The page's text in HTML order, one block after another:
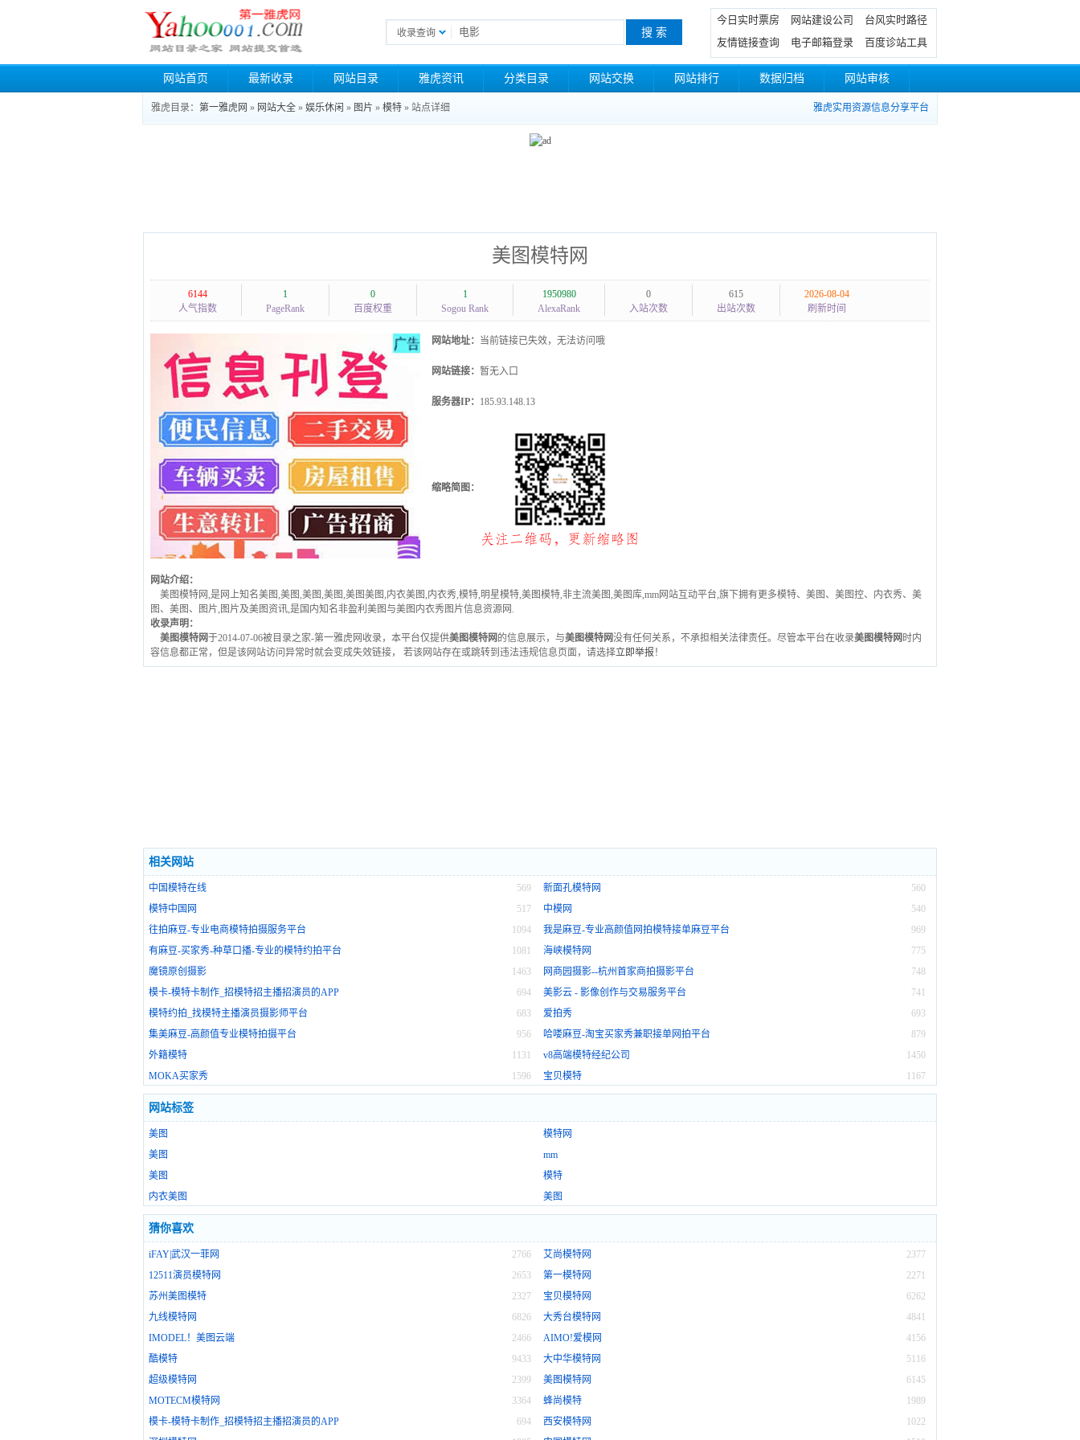
收录查询
今日实时票房 网站建设公司
台风实时路径
友情链接查询
电子邮箱登录 百度诊站工具
网站首页 最新收录 网站目录 雅虎资讯 分类目录 网站交换 网站排行 数据归档 网站审核
雅虎目录： 第一雅虎网 » 网站大全 » 娱乐休闲 » 图片 » 模特 » 站点详细 雅虎实用资源信息分享平台
美图模特网
6144
人气指数
1
PageRank
0
百度权重
1
Sogou Rank
1950980
AlexaRank
0
入站次数
615
出站次数
2026-08-04
刷新时间
网站地址： 当前链接已失效，无法访问哦
网站链接： 暂无入口
服务器IP： 185.93.148.13
缩略简图：
网站介绍：
美图模特网,是网上知名美图,美图,美图,美图,美图美图,内衣美图,内衣秀,模特,明星模特,美图模特,非主流美图,美图库,mm网站互动平台,旗下拥有更多模特、美图、美图控、内衣秀、美
图、美图、图片,图片及美图资讯,是国内知名非盈利美图与美图内衣秀图片信息资源网.
收录声明：
美图模特网于2014-07-06被目录之家-第一雅虎网收录，本平台仅提供美图模特网 的信息展示，与美图模特网没有任何关系，不承担相关法律责任。尽管本平台在收录美图模特网 时内
容信息都正常，但是该网站访问异常时就会变成失效链接， 若该网站存在或跳转到违法违规信息页面，请选择立即举报 ！
相关网站
569
中国模特在线 560
新面孔模特网
517
模特中国网 540
中模网
1094
往拍麻豆-专业电商模特拍摄服务平台 969
我是麻豆-专业高颜值网拍模特接单麻豆平台
1081
有麻豆-买家秀-种草口播-专业的模特约拍平台 775
海峡模特网
1463
魔镜原创摄影 748
网商园摄影--杭州首家商拍摄影平台
694
模卡-模特卡制作_招模特招主播招演员的APP 741
美影云 - 影像创作与交易服务平台
683
模特约拍_找模特主播演员摄影师平台 693
爱拍秀
956
集美麻豆-高颜值专业模特拍摄平台 879
哈喽麻豆-淘宝买家秀兼职接单网拍平台
1131
外籍模特 1450
v8高端模特经纪公司
1596
MOKA买家秀 1167
宝贝模特
网站标签
美图
模特网
美图
mm
美图
模特
内衣美图
美图
猜你喜欢
2766
iFAY|武汉一菲网 2377
艾尚模特网
2653
12511演员模特网 2271
第一模特网
2327
苏州美图模特 6262
宝贝模特网
6826
九线模特网 4841
大秀台模特网
2466
IMODEL！美图云端 4156
AIMO!爱模网
9433
酷模特 5116
大中华模特网
2399
超级模特网 6145
美图模特网
3364
MOTECM模特网 1989
蜂尚模特
694
模卡-模特卡制作_招模特招主播招演员的APP 1022
西安模特网